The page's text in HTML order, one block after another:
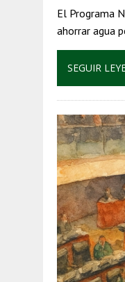
El Programa
ahorrar agua
SEGUIR